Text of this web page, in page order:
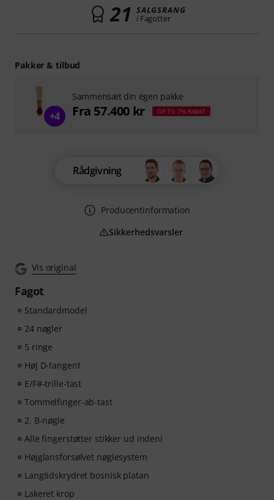
Vis original
Fagot
Standardmodel
24 nøgler
5 ringe
Høj D-tangent
E/F#-trille-tast
Tommelfinger-ab-tast
2. B-nøgle
Alle fingerstøtter stikker ud indeni
Højglansforsølvet nøglesystem
Langtidskrydret bosnisk platan
Lakeret krop
21 SALGSRANG
i Fagotter
Rådgivning
Producentinformation
Sikkerhedsvarsler
Pakker & tilbud
+4
Sammensæt din egen pakke
Fra 57.400 kr OP TIL 7% RABAT